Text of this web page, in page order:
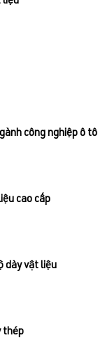
công nghiệp ô tô
cao cấp
dày vật liệu
thép